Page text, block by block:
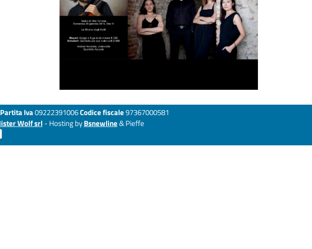
Partita Iva09222391006Codice fiscale97367000581
Wolf srl - Hosting byBsnewline& Pieffe